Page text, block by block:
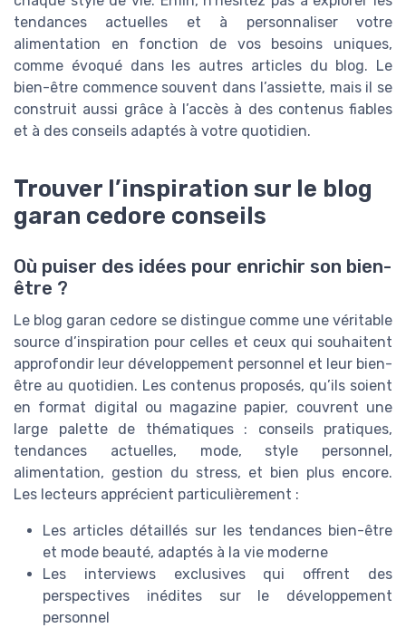
tendances actuelles et à personnaliser votre
alimentation en fonction de vos besoins uniques,
comme évoqué dans les autres articles du blog. Le
bien-être commence souvent dans l’assiette, mais il se
construit aussi grâce à l’accès à des contenus fiables
et à des conseils adaptés à votre quotidien.
Trouver l’inspiration sur le blog
garan cedore conseils
Où puiser des idées pour enrichir son bien-
être ?
Le blog garan cedore se distingue comme une véritable
source d’inspiration pour celles et ceux qui souhaitent
approfondir leur développement personnel et leur bien-
être au quotidien. Les contenus proposés, qu’ils soient
en format digital ou magazine papier, couvrent une
large palette de thématiques : conseils pratiques,
tendances actuelles, mode, style personnel,
alimentation, gestion du stress, et bien plus encore.
Les lecteurs apprécient particulièrement :
Les articles détaillés sur les tendances bien-être
et mode beauté, adaptés à la vie moderne
Les interviews exclusives qui offrent des
perspectives inédites sur le développement
personnel